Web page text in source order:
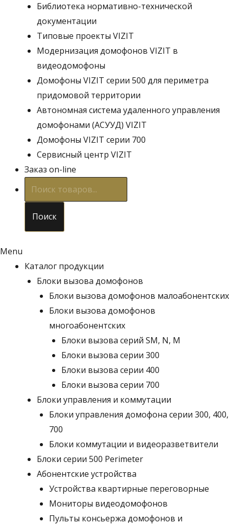
Библиотека нормативно-технической
документации
Типовые проекты VIZIT
Модернизация домофонов VIZIT в
видеодомофоны
Домофоны VIZIT серии 500 для периметра
придомовой территории
Автономная система удаленного управления
домофонами (АСУУД) VIZIT
Домофоны VIZIT серии 700
Сервисный центр VIZIT
Заказ on-line
Поиск
товаров
Поиск
Menu
Каталог продукции
Блоки вызова домофонов
Блоки вызова домофонов малоабонентских
Блоки вызова домофонов
многоабонентских
Блоки вызова серий SM, N, M
Блоки вызова серии 300
Блоки вызова серии 400
Блоки вызова серии 700
Блоки управления и коммутации
Блоки управления домофона серии 300, 400,
700
Блоки коммутации и видеоразветвители
Блоки серии 500 Perimeter
Абонентские устройства
Устройства квартирные переговорные
Мониторы видеодомофонов
Пульты консьержа домофонов и